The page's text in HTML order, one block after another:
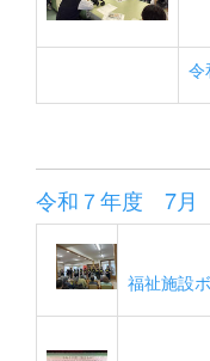
令和７年度 7月
福祉施設